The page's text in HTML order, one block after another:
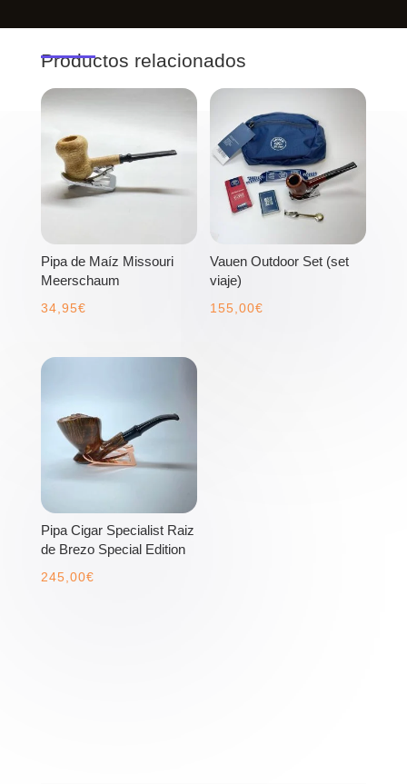
Productos relacionados
Pipa de Maíz Missouri
Meerschaum
34,95€
Vauen Outdoor Set (set
viaje)
155,00€
Pipa Cigar Specialist Raiz
de Brezo Special Edition
245,00€